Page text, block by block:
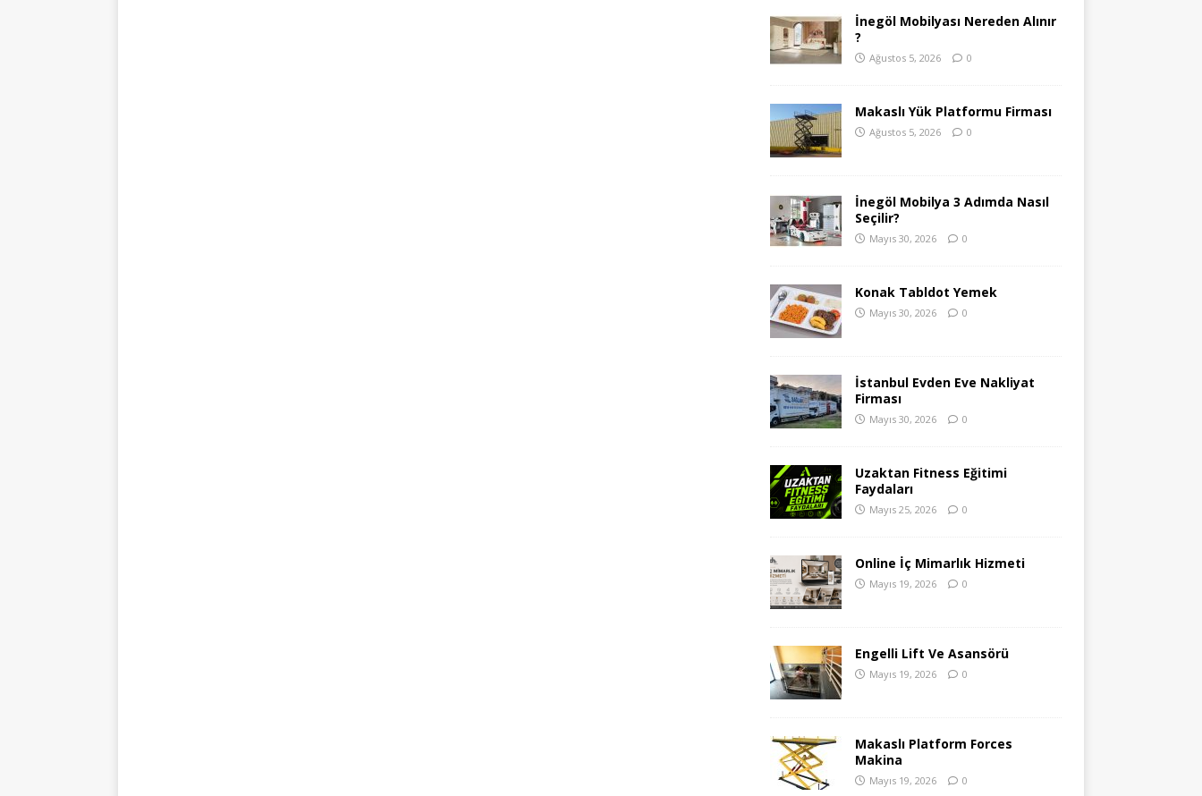
İnegöl Mobilyası Nereden Alınır
?
Ağustos 5, 2026 0
Makaslı Yük Platformu Firması
Ağustos 5, 2026 0
İnegöl Mobilya 3 Adımda Nasıl
Seçilir?
Mayıs 30, 2026 0
Konak Tabldot Yemek
Mayıs 30, 2026 0
İstanbul Evden Eve Nakliyat
Firması
Mayıs 30, 2026 0
Uzaktan Fitness Eğitimi
Faydaları
Mayıs 25, 2026 0
Online İç Mimarlık Hizmeti
Mayıs 19, 2026 0
Engelli Lift Ve Asansörü
Mayıs 19, 2026 0
Makaslı Platform Forces
Makina
Mayıs 19, 2026 0